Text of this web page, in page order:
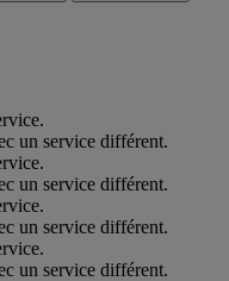
un service différent.
un service différent.
un service différent.
un service différent.